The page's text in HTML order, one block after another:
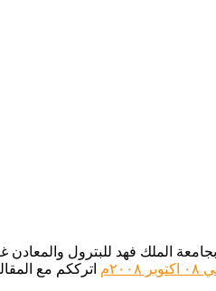
الملك فهد للبترول
اترككم مع